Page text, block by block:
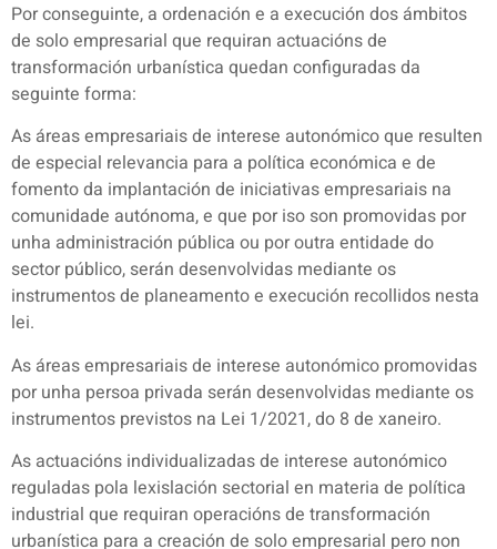
Por conseguinte, a ordenación e a execución dos ámbitos
de solo empresarial que requiran actuacións de
transformación urbanística quedan configuradas da
seguinte forma:
As áreas empresariais de interese autonómico que resulten
de especial relevancia para a política económica e de
fomento da implantación de iniciativas empresariais na
comunidade autónoma, e que por iso son promovidas por
unha administración pública ou por outra entidade do
sector público, serán desenvolvidas mediante os
instrumentos de planeamento e execución recollidos nesta
lei.
As áreas empresariais de interese autonómico promovidas
por unha persoa privada serán desenvolvidas mediante os
instrumentos previstos na Lei 1/2021, do 8 de xaneiro.
As actuacións individualizadas de interese autonómico
reguladas pola lexislación sectorial en materia de política
industrial que requiran operacións de transformación
urbanística para a creación de solo empresarial pero non